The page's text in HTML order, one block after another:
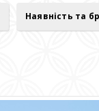
Наявність та